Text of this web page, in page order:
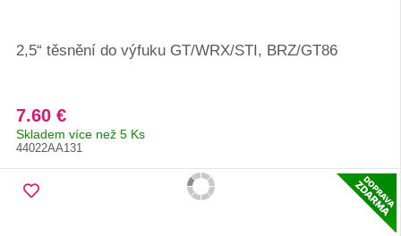
2,5“ těsnění do výfuku GT/WRX/STI, BRZ/GT86
7.60 €
Skladem více než 5 Ks
44022AA131